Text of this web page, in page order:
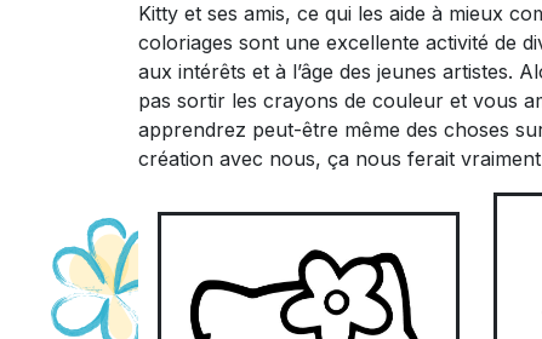
Kitty et ses amis, ce qui les aide à mieux
coloriages sont une excellente activité de
aux intérêts et à l’âge des jeunes artistes.
pas sortir les crayons de couleur et vous
apprendrez peut-être même des choses
création avec nous, ça nous ferait